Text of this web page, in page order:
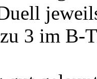
3 im B-